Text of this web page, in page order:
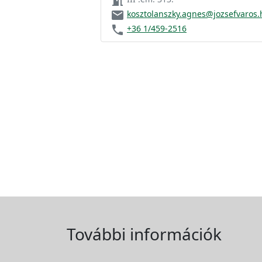
email
phone +36 1/459-2516
További információk